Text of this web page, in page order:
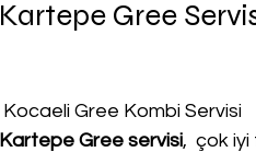
Kartepe Gree
Kocaeli Gree Kombi Servisi
Kartepe Gree servisi,  çok